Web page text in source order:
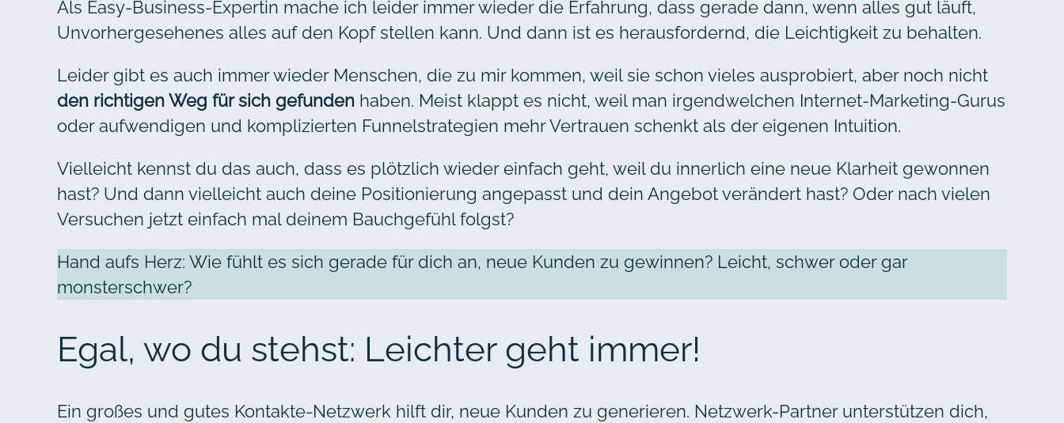
Als Easy-Business-Expertin mache ich leider immer wieder die Erfahrung, dass gerade dann, wenn alles gut läuft,
Unvorhergesehenes alles auf den Kopf stellen kann. Und dann ist es herausfordernd, die Leichtigkeit zu behalten.
Leider gibt es auch immer wieder Menschen, die zu mir kommen, weil sie schon vieles ausprobiert, aber noch nicht
den richtigen Weg für sich gefunden haben. Meist klappt es nicht, weil man irgendwelchen Internet-Marketing-Gurus
oder aufwendigen und komplizierten Funnelstrategien mehr Vertrauen schenkt als der eigenen Intuition.
Vielleicht kennst du das auch, dass es plötzlich wieder einfach geht, weil du innerlich eine neue Klarheit gewonnen
hast? Und dann vielleicht auch deine Positionierung angepasst und dein Angebot verändert hast? Oder nach vielen
Versuchen jetzt einfach mal deinem Bauchgefühl folgst?
Hand aufs Herz: Wie fühlt es sich gerade für dich an, neue Kunden zu gewinnen? Leicht, schwer oder gar
monsterschwer?
Egal, wo du stehst: Leichter geht immer!
Ein großes und gutes Kontakte-Netzwerk hilft dir, neue Kunden zu generieren. Netzwerk-Partner unterstützen dich,